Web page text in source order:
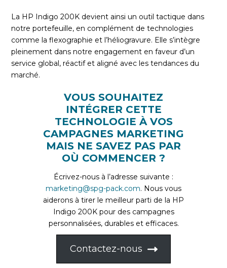
La HP Indigo 200K devient ainsi un outil tactique dans
notre portefeuille, en complément de technologies
comme la flexographie et l’héliogravure. Elle s’intègre
pleinement dans notre engagement en faveur d’un
service global, réactif et aligné avec les tendances du
marché.
VOUS SOUHAITEZ
INTÉGRER CETTE
TECHNOLOGIE À VOS
CAMPAGNES MARKETING
MAIS NE SAVEZ PAS PAR
OÙ COMMENCER ?
Écrivez-nous à l’adresse suivante :
marketing@spg-pack.com. Nous vous
aiderons à tirer le meilleur parti de la HP
Indigo 200K pour des campagnes
personnalisées, durables et efficaces.
Contactez-nous